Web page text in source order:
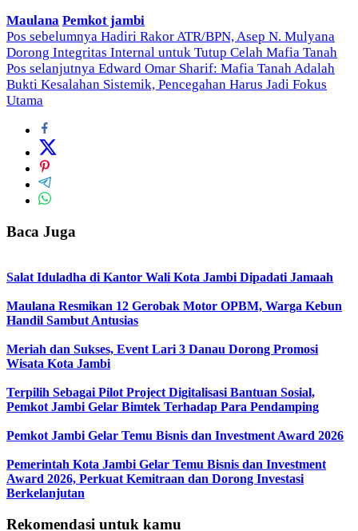
Maulana Pemkot jambi
Navigasi
pos
Pos sebelumnya Hadiri Rakor ATR/BPN, Asep N. Mulyana
Dorong Integritas Internal untuk Tutup Celah Mafia Tanah
Pos selanjutnya Edward Omar Sharif: Mafia Tanah Adalah
Bukti Kesalahan Sistemik, Pencegahan Harus Jadi Fokus
Utama
Baca Juga
Salat Iduladha di Kantor Wali Kota Jambi Dipadati Jamaah
Maulana Resmikan 12 Gerobak Motor OPBM, Warga Kebun
Handil Sambut Antusias
Meriah dan Sukses, Event Lari 3 Danau Dorong Promosi
Wisata Kota Jambi
Terpilih Sebagai Pilot Project Digitalisasi Bantuan Sosial,
Pemkot Jambi Gelar Bimtek Terhadap Para Pendamping
Pemkot Jambi Gelar Temu Bisnis dan Investment Award 2026
Pemerintah Kota Jambi Gelar Temu Bisnis dan Investment
Award 2026, Perkuat Kemitraan dan Dorong Investasi
Berkelanjutan
Rekomendasi untuk kamu